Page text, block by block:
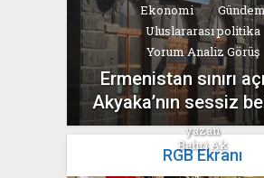
Ekonomi
Uluslararası politika
Yorum Analiz Görüş
Ermenistan sınırı
Akyaka’nın sessiz
yazan
Bahri Ak
RGB Ekranı